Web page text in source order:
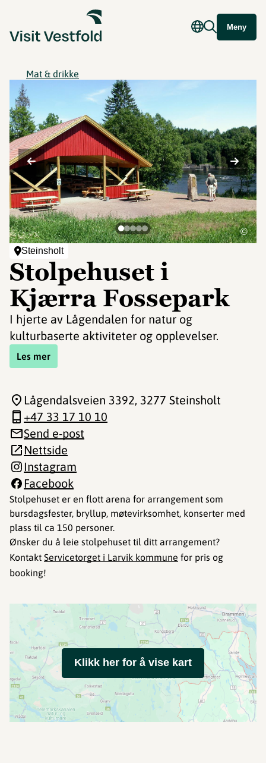
Meny
Mat & drikke
Steinsholt
Stolpehuset i
Kjærra Fossepark
I hjerte av Lågendalen for natur og
kulturbaserte aktiviteter og opplevelser.
Les mer
©
Stolpehuset er en flott arena for arrangement som
bursdagsfester, bryllup, møtevirksomhet, konserter med
plass til ca 150 personer.
Ønsker du å leie stolpehuset til ditt arrangement?
Kontakt Servicetorget i Larvik kommune for pris og
booking!
Lågendalsveien 3392, 3277 Steinsholt
+47 33 17 10 10
Send e-post
Nettside
Instagram
Facebook
Klikk her for å vise kart